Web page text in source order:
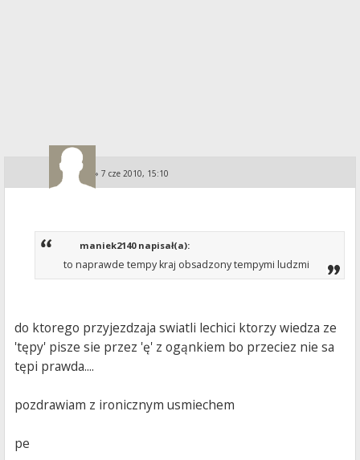
KA i PE » 7 cze 2010, 15:10
maniek2140 napisał(a):
to naprawde tempy kraj obsadzony tempymi ludzmi
do ktorego przyjezdzaja swiatli lechici ktorzy wiedza ze
'tępy' pisze sie przez 'ę' z ogąnkiem bo przeciez nie sa
tępi prawda....
pozdrawiam z ironicznym usmiechem
pe